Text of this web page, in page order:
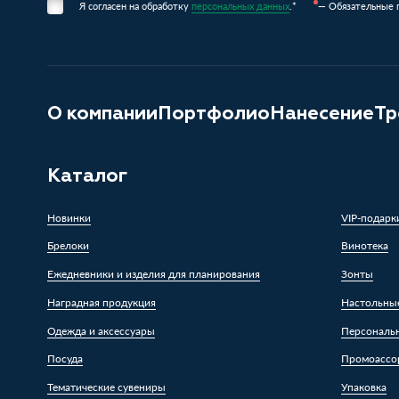
Я согласен на обработку персональных данных.* — Обязательные
О компанииПортфолиоНанесение
Каталог
Новинки
VIP-
Брелоки
Винотека
Ежедневники и изделия для планирования
Зонты
Наградная продукция
Одежда и аксессуары
Посуда
Тематические сувениры
Упаковка